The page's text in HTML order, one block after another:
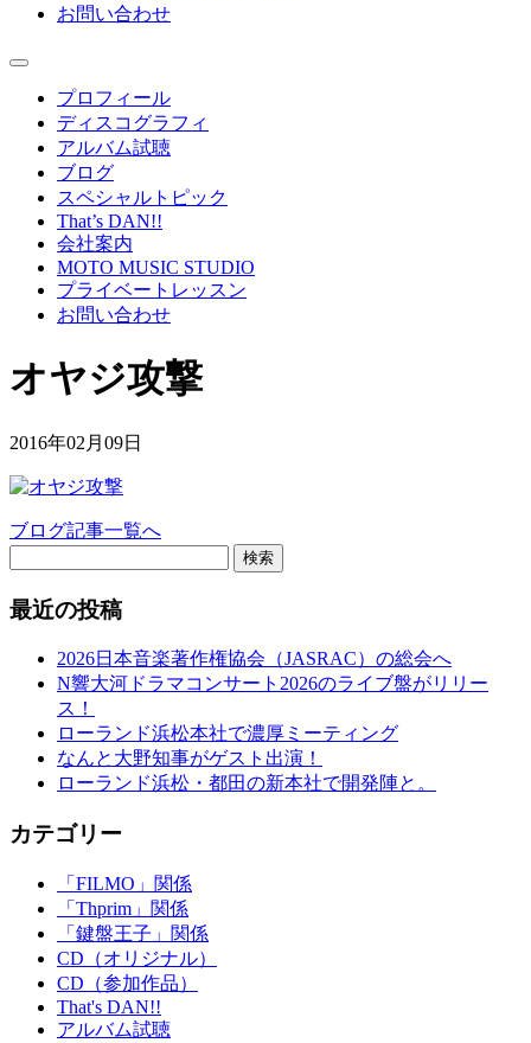
お問い合わせ
プロフィール
ディスコグラフィ
アルバム試聴
ブログ
スペシャルトピック
That’s DAN!!
会社案内
MOTO MUSIC STUDIO
プライベートレッスン
お問い合わせ
オヤジ攻撃
2016年02月09日
ブログ記事一覧へ
検索
最近の投稿
2026日本音楽著作権協会（JASRAC）の総会へ
N響大河ドラマコンサート2026のライブ盤がリリー
ス！
ローランド浜松本社で濃厚ミーティング
なんと大野知事がゲスト出演！
ローランド浜松・都田の新本社で開発陣と。
カテゴリー
「FILMO」関係
「Thprim」関係
「鍵盤王子」関係
CD（オリジナル）
CD（参加作品）
That's DAN!!
アルバム試聴